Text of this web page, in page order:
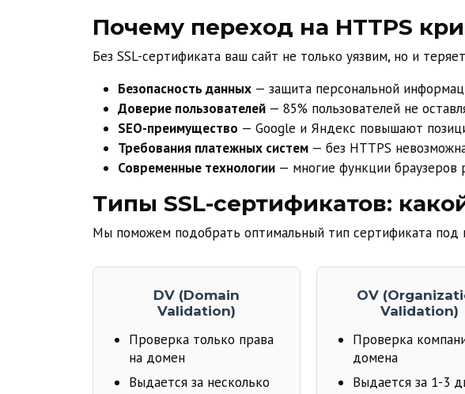
Почему переход на HTTPS
Без SSL-сертификата ваш сайт не только уязвим, но и
Безопасность данных — защита персональной
Доверие пользователей — 85% пользователей не
SEO-преимущество — Google и Яндекс повышают
Требования платежных систем — без HTTPS
Современные технологии — многие функции браузеров
Типы SSL-сертификатов:
Мы поможем подобрать оптимальный тип сертификата под
DV (Domain
Validation)
Проверка только права
на домен
Выдается за несколько
OV
Validation)
Проверка
домена
Выдается за 1-3